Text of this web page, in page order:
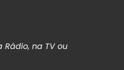
na TV ou